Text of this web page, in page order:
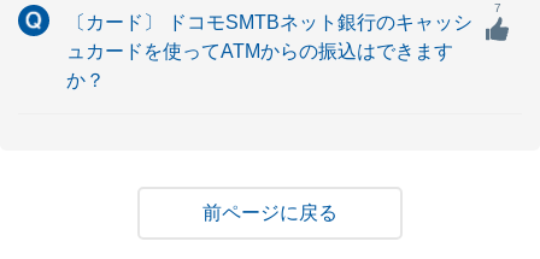
〔カード〕 ドコモSMTBネット銀行のキャッシ
ュカードを使ってATMからの振込はできます
か？
7
戻る